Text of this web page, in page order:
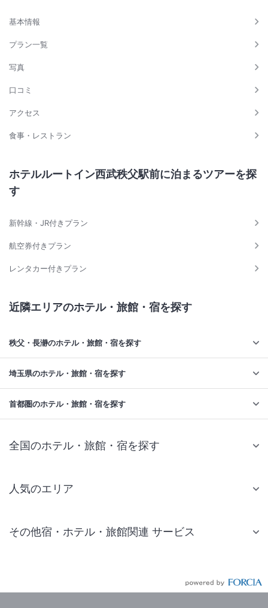
基本情報
プラン一覧
写真
口コミ
アクセス
食事・レストラン
ホテルルートイン西武秩父駅前に泊まるツアーを探
す
新幹線・JR付きプラン
航空券付きプラン
レンタカー付きプラン
近隣エリアのホテル・旅館・宿を探す
秩父・長瀞のホテル・旅館・宿を探す
埼玉県のホテル・旅館・宿を探す
首都圏のホテル・旅館・宿を探す
全国のホテル・旅館・宿を探す
人気のエリア
仙台 ホテル
その他宿・ホテル・旅館関連 サービス